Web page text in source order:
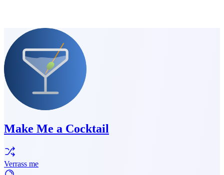
Make Me a Cocktail
Verrass me